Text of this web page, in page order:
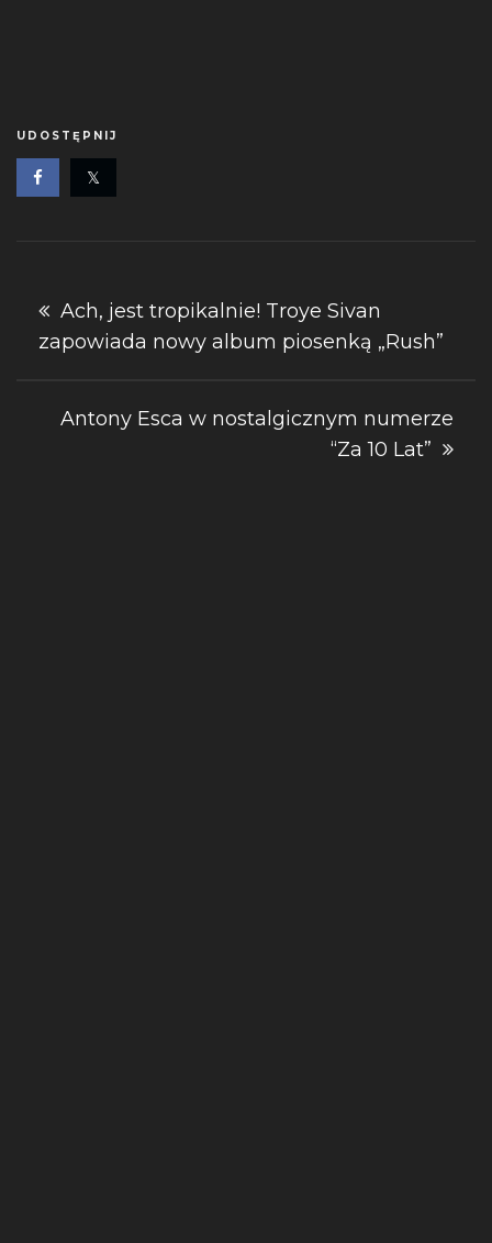
UDOSTĘPNIJ
Nawigacja
wpisu
Ach, jest tropikalnie! Troye Sivan
zapowiada nowy album piosenką „Rush”
Antony Esca w nostalgicznym numerze
“Za 10 Lat”